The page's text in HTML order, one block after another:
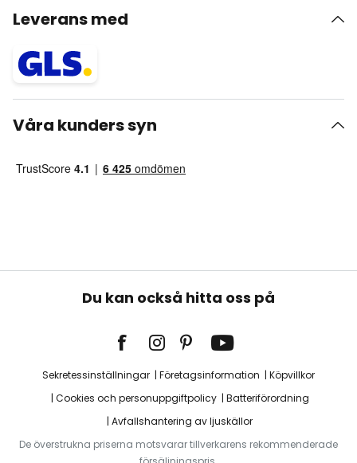
Leverans med
Våra kunders syn
Du kan också hitta oss på
Sekretessinställningar Företagsinformation
Köpvillkor
Cookies och personuppgiftpolicy
Batteriförordning
Avfallshantering av ljuskällor
De överstrukna priserna motsvarar tillverkarens rekommenderade